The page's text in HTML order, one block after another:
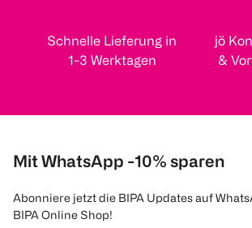
Schnelle Lieferung in
1-3 Werktagen
jö
&
Mit WhatsApp -10% sparen
Abonniere jetzt die BIPA Updates auf
BIPA Online Shop!